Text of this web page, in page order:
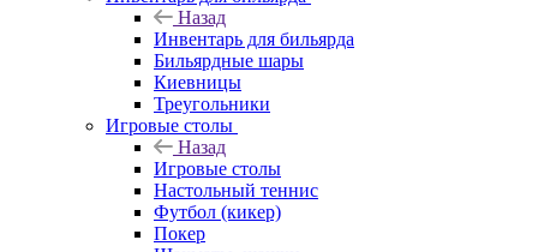
Назад
Инвентарь для бильярда
Бильярдные шары
Киевницы
Треугольники
Игровые столы
Назад
Игровые столы
Настольный теннис
Футбол (кикер)
Покер